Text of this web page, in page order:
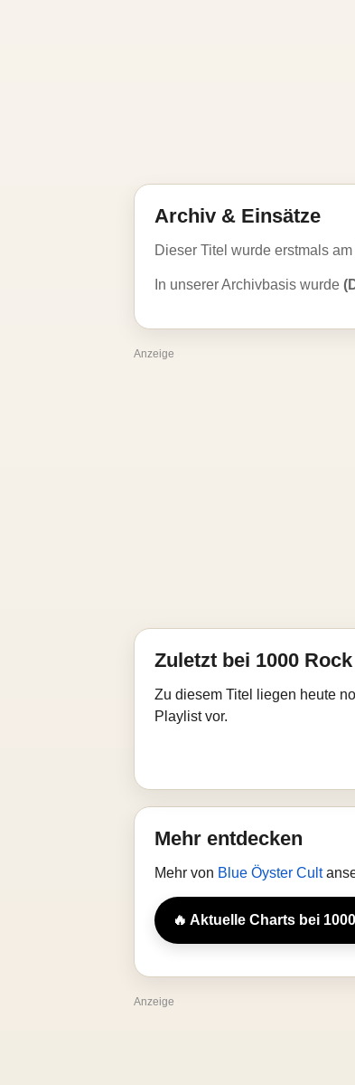
Archiv & Einsätze
Dieser Titel wurde erstmals am
In unserer Archivbasis wurde
Anzeige
Zuletzt bei 1000
Zu diesem Titel liegen heute
Playlist vor.
Mehr entdecken
Mehr von Blue Öyster Cult
🔥 Aktuelle Charts bei
Anzeige